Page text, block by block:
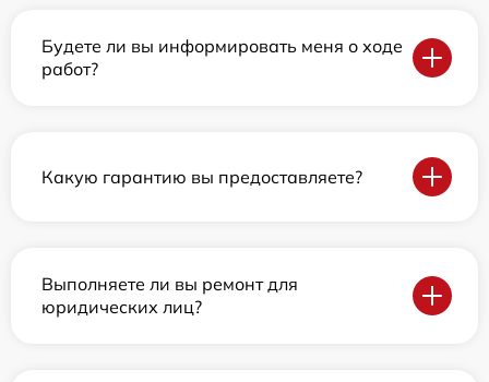
Будете ли вы информировать меня о ходе
работ?
Какую гарантию вы предоставляете?
Выполняете ли вы ремонт для
юридических лиц?